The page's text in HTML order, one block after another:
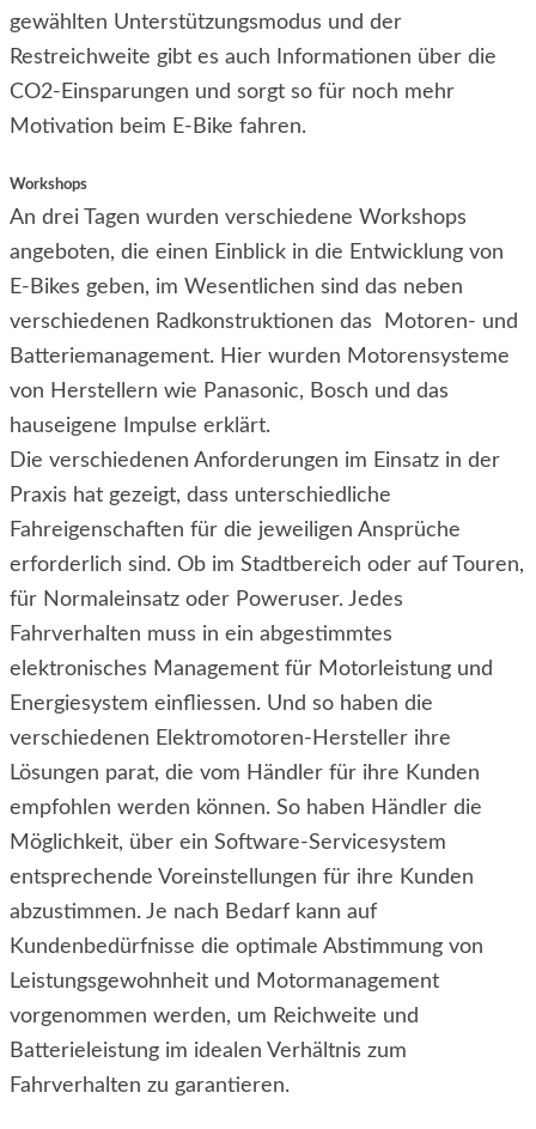
gewählten Unterstützungsmodus und der
Restreichweite gibt es auch Informationen über die
CO2-Einsparungen und sorgt so für noch mehr
Motivation beim E-Bike fahren.
Workshops
An drei Tagen wurden verschiedene Workshops
angeboten, die einen Einblick in die Entwicklung von
E-Bikes geben, im Wesentlichen sind das neben
verschiedenen Radkonstruktionen das Motoren- und
Batteriemanagement. Hier wurden Motorensysteme
von Herstellern wie Panasonic, Bosch und das
hauseigene Impulse erklärt.
Die verschiedenen Anforderungen im Einsatz in der
Praxis hat gezeigt, dass unterschiedliche
Fahreigenschaften für die jeweiligen Ansprüche
erforderlich sind. Ob im Stadtbereich oder auf Touren,
für Normaleinsatz oder Poweruser. Jedes
Fahrverhalten muss in ein abgestimmtes
elektronisches Management für Motorleistung und
Energiesystem einfliessen. Und so haben die
verschiedenen Elektromotoren-Hersteller ihre
Lösungen parat, die vom Händler für ihre Kunden
empfohlen werden können. So haben Händler die
Möglichkeit, über ein Software-Servicesystem
entsprechende Voreinstellungen für ihre Kunden
abzustimmen. Je nach Bedarf kann auf
Kundenbedürfnisse die optimale Abstimmung von
Leistungsgewohnheit und Motormanagement
vorgenommen werden, um Reichweite und
Batterieleistung im idealen Verhältnis zum
Fahrverhalten zu garantieren.